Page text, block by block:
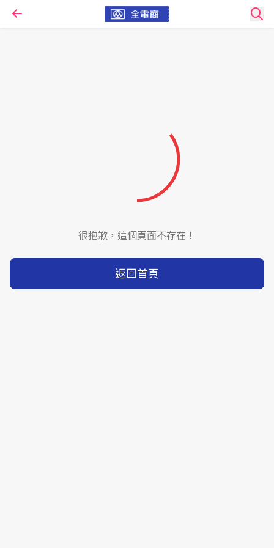
很抱歉，這個頁面不存在！
返回首頁